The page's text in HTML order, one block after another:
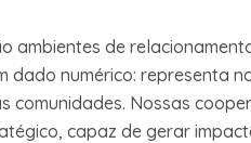
ambientes de
dado numérico: representa
comunidades. Nossas
capaz de gerar